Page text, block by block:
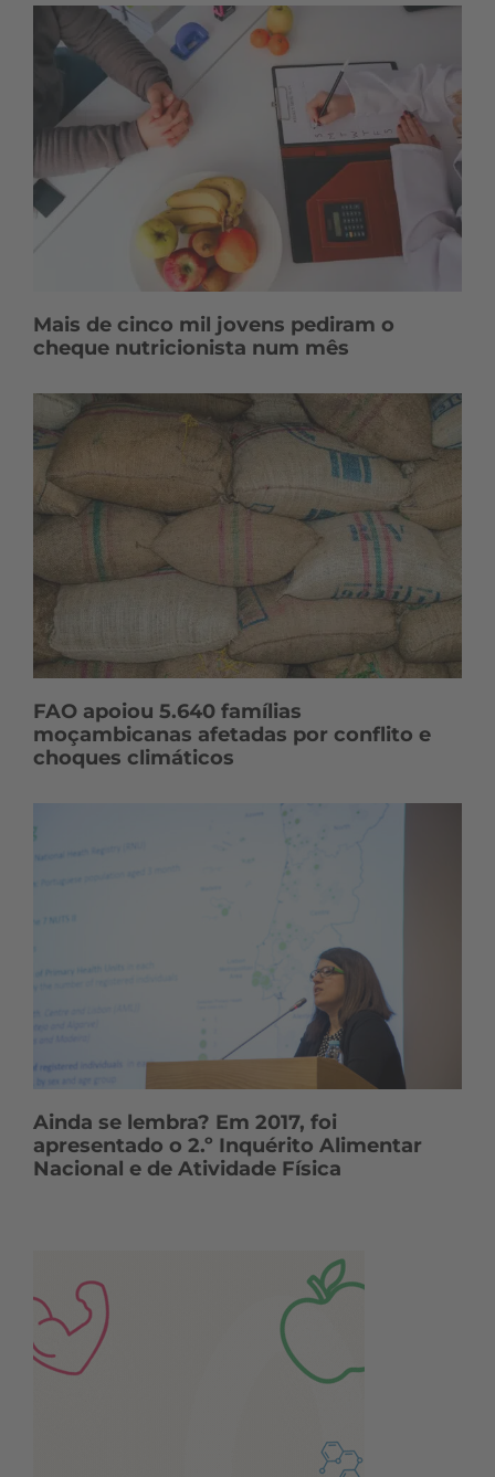
Mais de cinco mil jovens pediram o
cheque nutricionista num mês
FAO apoiou 5.640 famílias
moçambicanas afetadas por conflito e
choques climáticos
Ainda se lembra? Em 2017, foi
apresentado o 2.º Inquérito Alimentar
Nacional e de Atividade Física